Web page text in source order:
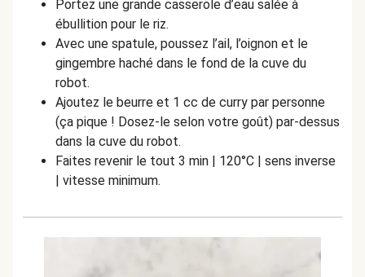
Portez une grande casserole d’eau salée à
ébullition pour le riz.
Avec une spatule, poussez l’ail, l’oignon et le
gingembre haché dans le fond de la cuve du
robot.
Ajoutez le beurre et 1 cc de curry par personne
(ça pique ! Dosez-le selon votre goût) par-dessus
dans la cuve du robot.
Faites revenir le tout 3 min | 120°C | sens inverse
| vitesse minimum.